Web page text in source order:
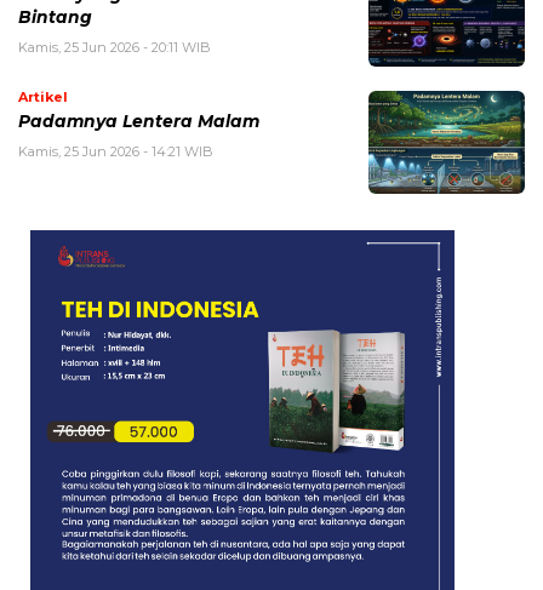
Bintang
Kamis, 25 Jun 2026 - 20:11 WIB
Artikel
Padamnya Lentera Malam
Kamis, 25 Jun 2026 - 14:21 WIB